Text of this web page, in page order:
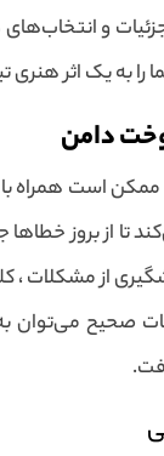
و
را به یک اثر هنری
دامن
ممکن است همراه
تا از بروز
از مشکلات ،
صحیح می‌توان